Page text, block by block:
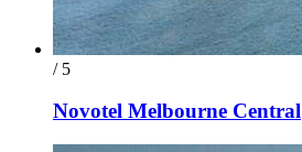
/ 5
Novotel Melbourne Central